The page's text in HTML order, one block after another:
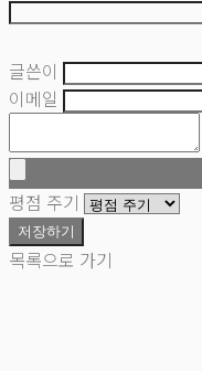
글쓴이
이메일
평점 주기
저장하기
목록으로 가기